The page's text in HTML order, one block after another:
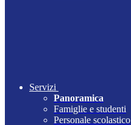
Servizi
Panoramica
Famiglie e studenti
Personale scolastico